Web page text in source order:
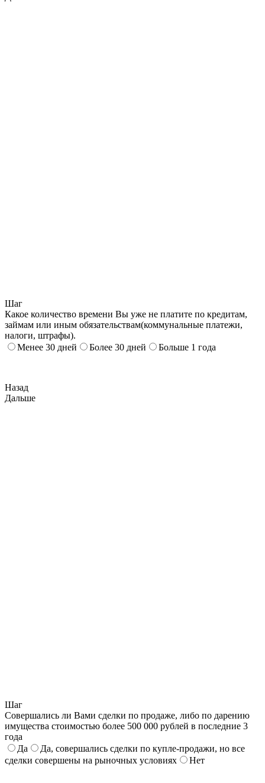
Шаг
Какое количество времени Вы уже не платите по кредитам,
займам или иным обязательствам(коммунальные платежи,
налоги, штрафы).
Менее 30 дней
Более 30 дней Больше 1 года
Назад
Дальше
Шаг
Совершались ли Вами сделки по продаже, либо по дарению
имущества стоимостью более 500 000 рублей в последние 3
года
Да
Да, совершались сделки по купле-продажи, но все
сделки совершены на рыночных условиях
Нет